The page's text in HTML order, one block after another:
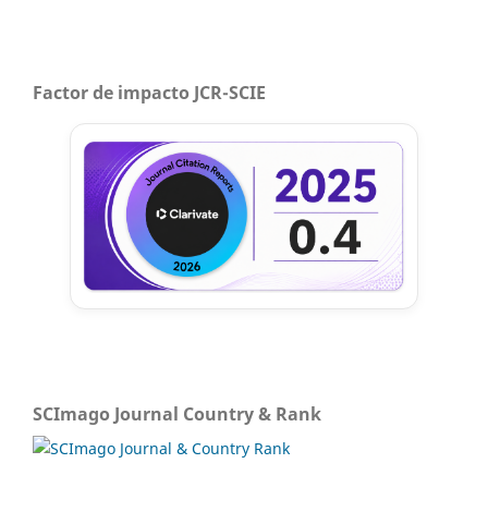
Factor de impacto JCR-SCIE
SCImago Journal Country & Rank